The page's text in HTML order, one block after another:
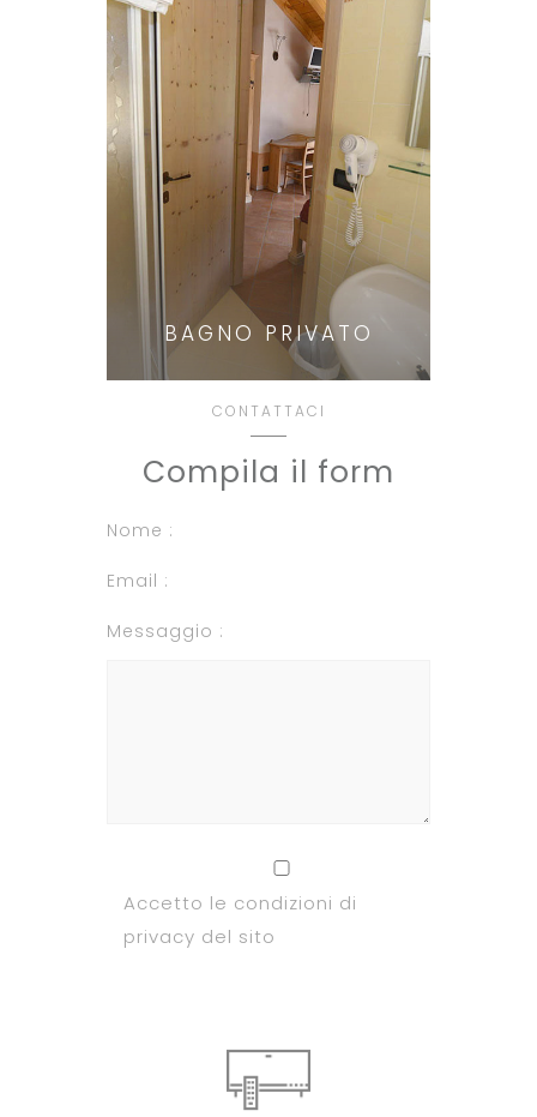
BAGNO PRIVATO
CONTATTACI
Compila il form
Nome :
Email :
Messaggio :
Accetto le condizioni di
privacy del sito